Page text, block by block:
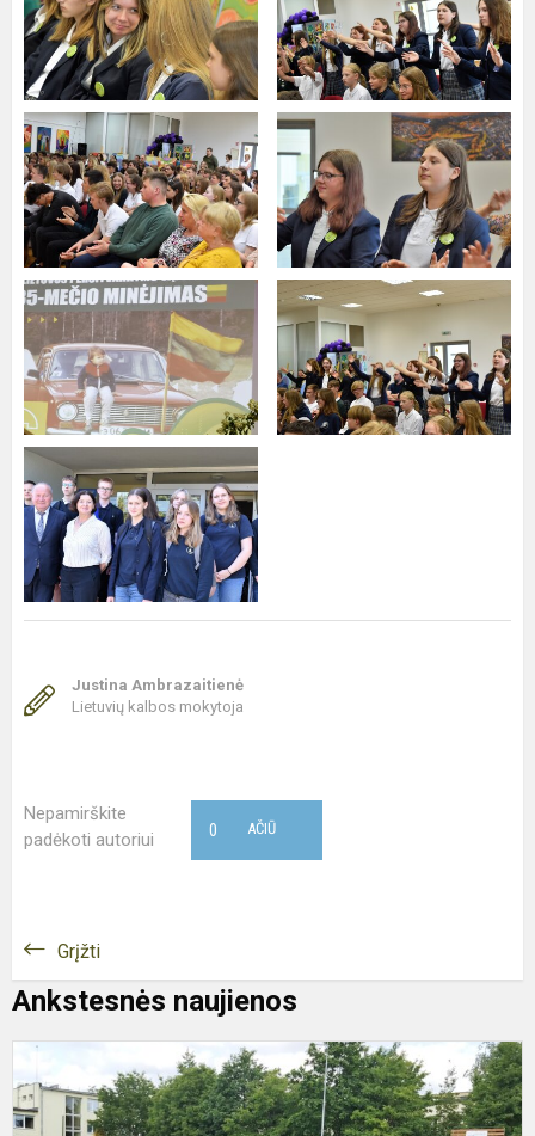
Justina Ambrazaitienė
Lietuvių kalbos mokytoja
Nepamirškite
padėkoti autoriui
AČIŪ
0
Grįžti
Ankstesnės naujienos